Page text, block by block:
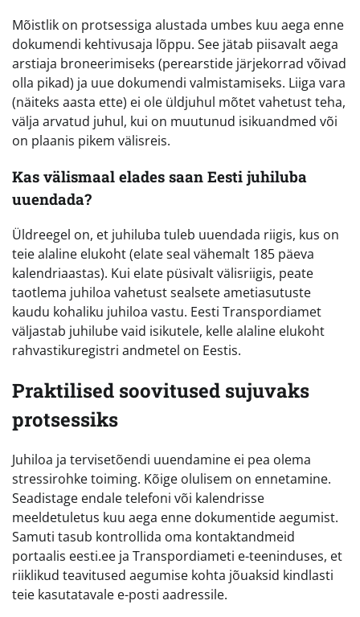
Mõistlik on protsessiga alustada umbes kuu aega enne
dokumendi kehtivusaja lõppu. See jätab piisavalt aega
arstiaja broneerimiseks (perearstide järjekorrad võivad
olla pikad) ja uue dokumendi valmistamiseks. Liiga vara
(näiteks aasta ette) ei ole üldjuhul mõtet vahetust teha,
välja arvatud juhul, kui on muutunud isikuandmed või
on plaanis pikem välisreis.
Kas välismaal elades saan Eesti juhiluba
uuendada?
Üldreegel on, et juhiluba tuleb uuendada riigis, kus on
teie alaline elukoht (elate seal vähemalt 185 päeva
kalendriaastas). Kui elate püsivalt välisriigis, peate
taotlema juhiloa vahetust sealsete ametiasutuste
kaudu kohaliku juhiloa vastu. Eesti Transpordiamet
väljastab juhilube vaid isikutele, kelle alaline elukoht
rahvastikuregistri andmetel on Eestis.
Praktilised soovitused sujuvaks
protsessiks
Juhiloa ja tervisetõendi uuendamine ei pea olema
stressirohke toiming. Kõige olulisem on ennetamine.
Seadistage endale telefoni või kalendrisse
meeldetuletus kuu aega enne dokumentide aegumist.
Samuti tasub kontrollida oma kontaktandmeid
portaalis eesti.ee ja Transpordiameti e-teeninduses, et
riiklikud teavitused aegumise kohta jõuaksid kindlasti
teie kasutatavale e-posti aadressile.